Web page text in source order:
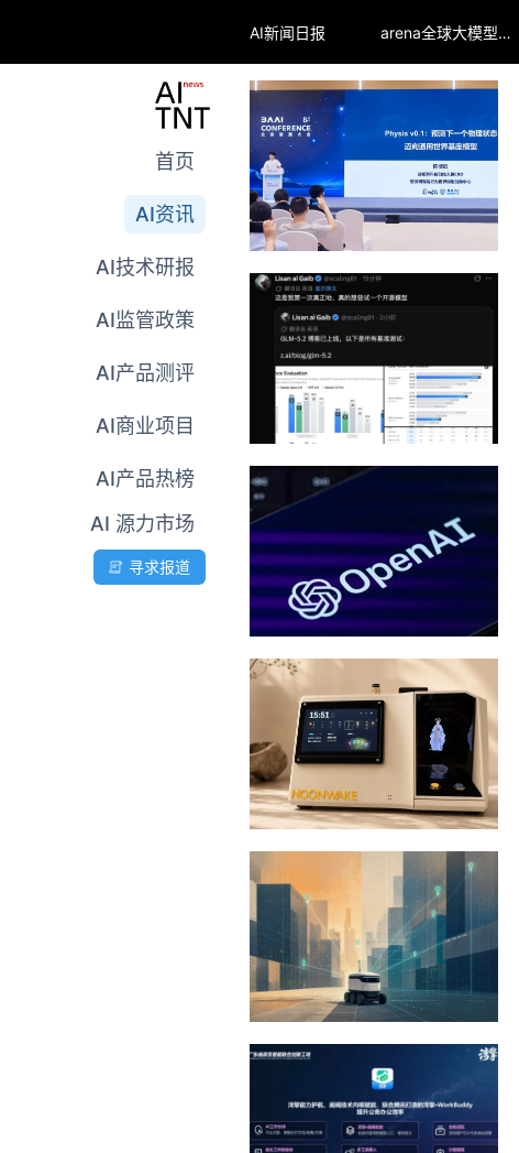
AI新闻日报 arena全球大模型排行榜
首页
AI资讯
AI技术研报
AI监管政策
AI产品测评
AI商业项目
AI产品热榜
AI 源力市场
寻求报道